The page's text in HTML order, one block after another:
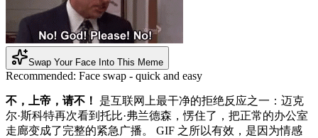
Swap Your Face Into This Meme
Recommended: Face swap - quick and easy
不，上帝，请不！
是互联网上最干净的拒绝反应之一：迈克
尔·斯科特再次看到托比·弗兰德森，愣住了，把正常的办公室
走廊变成了完整的紧急广播。 GIF 之所以有效，是因为情感